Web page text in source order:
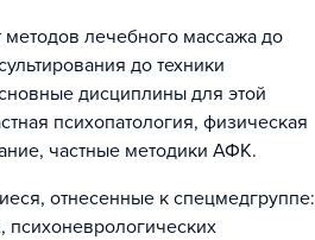
лечебного массажа до
до техники
дисциплины для этой
психопатология, физическая
частные методики АФК.
отнесенные к спецмедгруппе:
психоневрологических